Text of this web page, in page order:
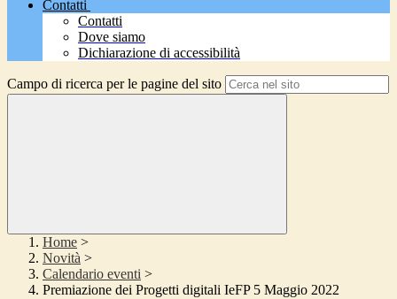
Contatti
Contatti
Dove siamo
Dichiarazione di accessibilità
Campo di ricerca per le pagine del sito
Home >
Novità >
Calendario eventi >
Premiazione dei Progetti digitali IeFP 5 Maggio 2022